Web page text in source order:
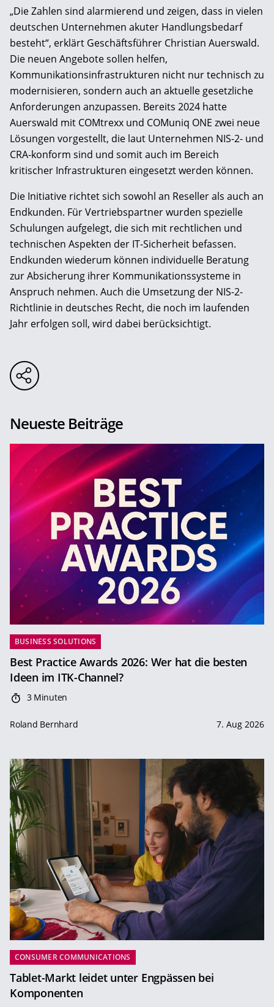
„Die Zahlen sind alarmierend und zeigen, dass in vielen
deutschen Unternehmen akuter Handlungsbedarf
besteht“, erklärt Geschäftsführer Christian Auerswald.
Die neuen Angebote sollen helfen,
Kommunikationsinfrastrukturen nicht nur technisch zu
modernisieren, sondern auch an aktuelle gesetzliche
Anforderungen anzupassen. Bereits 2024 hatte
Auerswald mit COMtrexx und COMuniq ONE zwei neue
Lösungen vorgestellt, die laut Unternehmen NIS-2- und
CRA-konform sind und somit auch im Bereich
kritischer Infrastrukturen eingesetzt werden können.
Die Initiative richtet sich sowohl an Reseller als auch an
Endkunden. Für Vertriebspartner wurden spezielle
Schulungen aufgelegt, die sich mit rechtlichen und
technischen Aspekten der IT-Sicherheit befassen.
Endkunden wiederum können individuelle Beratung
zur Absicherung ihrer Kommunikationssysteme in
Anspruch nehmen. Auch die Umsetzung der NIS-2-
Richtlinie in deutsches Recht, die noch im laufenden
Jahr erfolgen soll, wird dabei berücksichtigt.
Neueste Beiträge
BUSINESS SOLUTIONS
Best Practice Awards 2026: Wer hat die besten
Ideen im ITK-Channel?
3 Minuten
Roland Bernhard 7. Aug 2026
CONSUMER COMMUNICATIONS
Tablet-Markt leidet unter Engpässen bei
Komponenten